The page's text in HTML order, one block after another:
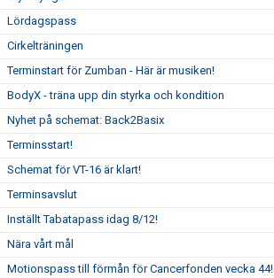
Lördagspass
Cirkelträningen
Terminstart för Zumban - Här är musiken!
BodyX - träna upp din styrka och kondition
Nyhet på schemat: Back2Basix
Terminsstart!
Schemat för VT-16 är klart!
Terminsavslut
Inställt Tabatapass idag 8/12!
Nära vårt mål
Motionspass till förmån för Cancerfonden vecka 44!